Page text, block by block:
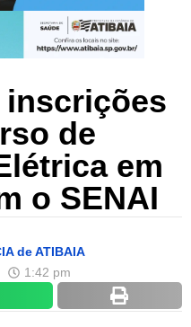
inscrições
de
em
o SENAI
de ATIBAIA
1:42 pm